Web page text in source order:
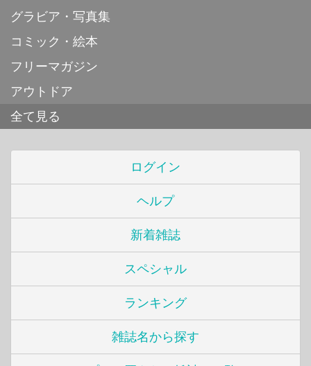
グラビア・写真集
コミック・絵本
フリーマガジン
アウトドア
全て見る
ログイン
ヘルプ
新着雑誌
スペシャル
ランキング
雑誌名から探す